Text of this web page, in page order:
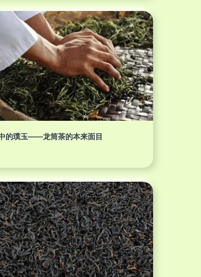
的璞玉——龙筒茶的本来面目